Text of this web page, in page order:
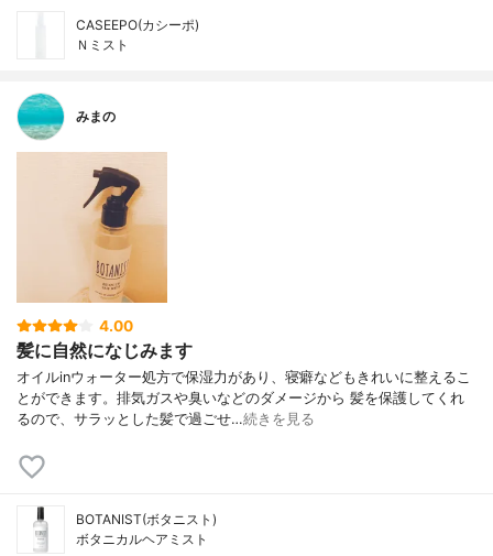
CASEEPO(カシーポ)
Ｎミスト
みまの
4.00
髪に自然になじみます
オイルinウォーター処方で保湿力があり、寝癖などもきれいに整えるこ
とができます。排気ガスや臭いなどのダメージから 髪を保護してくれ
るので、サラッとした髪で過ごせ…続きを見る
BOTANIST(ボタニスト)
ボタニカルヘアミスト